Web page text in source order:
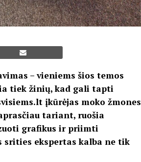
– vieniems šios temos
tiek žinių, kad gali tapti
įkūrėjas moko žmones
tariant, ruošia
grafikus ir priimti
srities ekspertas kalba ne tik